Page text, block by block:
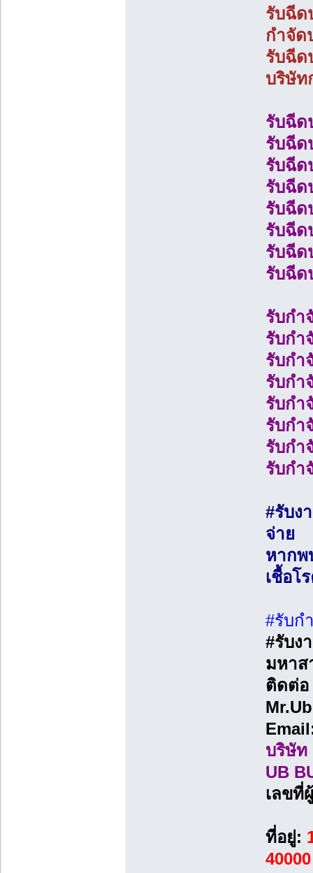
รับฉีด
กำจัด
รับฉีด
บริษัท
รับฉีด
รับฉีด
รับฉีด
รับฉีด
รับฉีด
รับฉีด
รับฉีด
รับฉีด
รับกำ
รับกำ
รับกำ
รับกำ
รับกำ
รับกำ
รับกำ
รับกำ
#รับง
จ่าย
หากพ
เชื้อโ
#รับก
#รับง
มหาส
ติดต่
บริษัท
UB
เลขที่
ที่อยู่:
40000